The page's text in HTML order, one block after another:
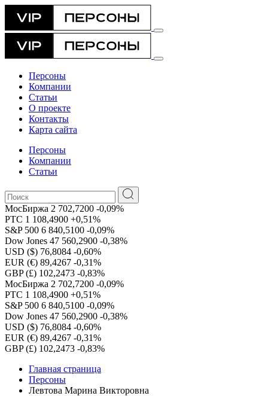
Персоны
Компании
Статьи
О проекте
Контакты
Карта сайта
Персоны
Компании
Статьи
МосБиржа 2 702,7200 -0,09%
РТС 1 108,4900 +0,51%
S&P 500 6 840,5100 -0,09%
Dow Jones 47 560,2900 -0,38%
USD ($) 76,8084 -0,60%
EUR (€) 89,4267 -0,31%
GBP (£) 102,2473 -0,83%
МосБиржа 2 702,7200 -0,09%
РТС 1 108,4900 +0,51%
S&P 500 6 840,5100 -0,09%
Dow Jones 47 560,2900 -0,38%
USD ($) 76,8084 -0,60%
EUR (€) 89,4267 -0,31%
GBP (£) 102,2473 -0,83%
Главная страница
Персоны
Левтова Марина Викторовна